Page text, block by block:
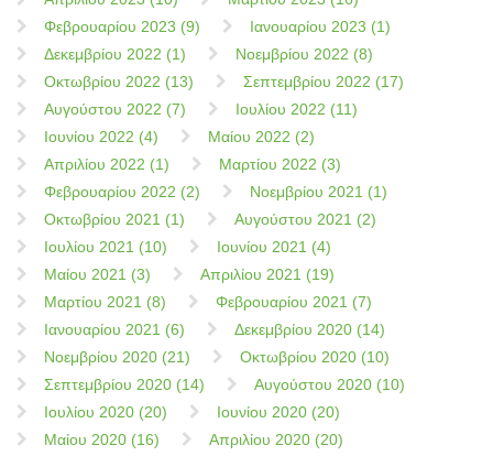
Φεβρουαρίου 2023 (9)
Ιανουαρίου 2023 (1)
Δεκεμβρίου 2022 (1)
Νοεμβρίου 2022 (8)
Οκτωβρίου 2022 (13)
Σεπτεμβρίου 2022 (17)
Αυγούστου 2022 (7)
Ιουλίου 2022 (11)
Ιουνίου 2022 (4)
Μαίου 2022 (2)
Απριλίου 2022 (1)
Μαρτίου 2022 (3)
Φεβρουαρίου 2022 (2)
Νοεμβρίου 2021 (1)
Οκτωβρίου 2021 (1)
Αυγούστου 2021 (2)
Ιουλίου 2021 (10)
Ιουνίου 2021 (4)
Μαίου 2021 (3)
Απριλίου 2021 (19)
Μαρτίου 2021 (8)
Φεβρουαρίου 2021 (7)
Ιανουαρίου 2021 (6)
Δεκεμβρίου 2020 (14)
Νοεμβρίου 2020 (21)
Οκτωβρίου 2020 (10)
Σεπτεμβρίου 2020 (14)
Αυγούστου 2020 (10)
Ιουλίου 2020 (20)
Ιουνίου 2020 (20)
Μαίου 2020 (16)
Απριλίου 2020 (20)